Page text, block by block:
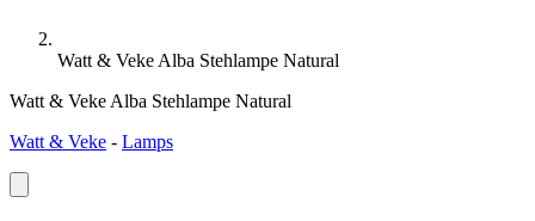
Watt & Veke Alba Stehlampe Natural
Watt & Veke Alba Stehlampe Natural
Watt & Veke - Lamps